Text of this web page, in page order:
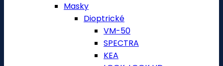
Masky
Dioptrické
VM-50
SPECTRA
KEA